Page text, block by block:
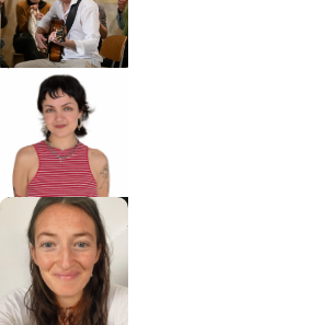
Gur
Gitarre
Charlotte
Klavier / Piano /
Flügel